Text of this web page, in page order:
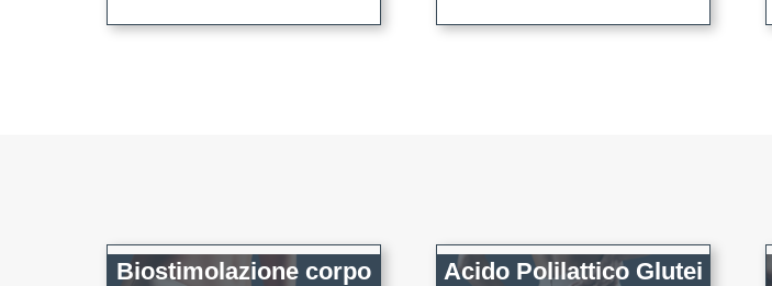
Biostimolazione corpo Acido Polilattico Glutei